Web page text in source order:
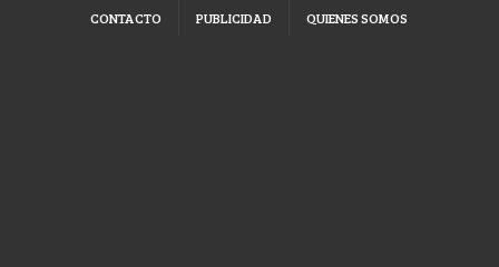
CONTACTO PUBLICIDAD QUIENES SOMOS